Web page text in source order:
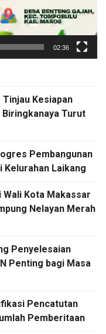
02:36
Kesiapan
Turut
Pembangunan
Kelurahan Laikang
Wali Kota Makassar
Nelayan Merah
Penyelesaian
Penting bagi Masa
Pencatutan
Pemberitaan